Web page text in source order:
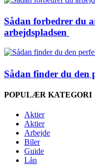
Sådan forbedrer du
arbejdspladsen
Sådan finder du den
POPULÆR KATEGORI
Aktier
Aktier
Arbejde
Biler
Guide
Lån